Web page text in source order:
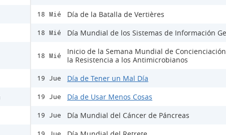
18 Mié Día de la Batalla de Vertières
18 Mié Día Mundial de los Sistemas de Información
18 Mié
Inicio de la Semana Mundial de
la Resistencia a los Antimicrobianos
19 Jue Día de Tener un Mal Día
19 Jue Día de Usar Menos Cosas
19 Jue Día Mundial del Cáncer de Páncreas